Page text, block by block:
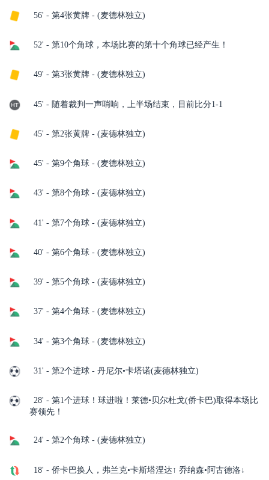
56' - 第4张黄牌 - (麦德林独立)
52' - 第10个角球，本场比赛的第十个角球已经产生！
49' - 第3张黄牌 - (麦德林独立)
45' - 随着裁判一声哨响，上半场结束，目前比分1-1
45' - 第2张黄牌 - (麦德林独立)
45' - 第9个角球 - (麦德林独立)
43' - 第8个角球 - (麦德林独立)
41' - 第7个角球 - (麦德林独立)
40' - 第6个角球 - (麦德林独立)
39' - 第5个角球 - (麦德林独立)
37' - 第4个角球 - (麦德林独立)
34' - 第3个角球 - (麦德林独立)
31' - 第2个进球 - 丹尼尔•卡塔诺(麦德林独立)
28' - 第1个进球！球进啦！莱德•贝尔杜戈(侨卡巴)取得本场比
赛领先！
24' - 第2个角球 - (麦德林独立)
18' - 侨卡巴换人，弗兰克•卡斯塔涅达↑ 乔纳森•阿古德洛↓